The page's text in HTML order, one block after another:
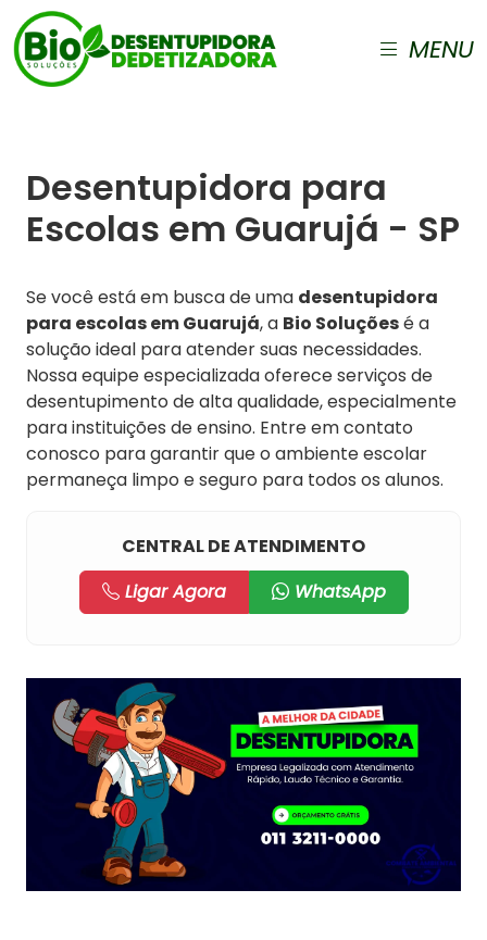
MENU
Desentupidora para
Escolas em Guarujá - SP
Se você está em busca de uma desentupidora
para escolas em Guarujá, a Bio Soluçõesé a
solução ideal para atender suas necessidades.
Nossa equipe especializada oferece serviços de
desentupimento de alta qualidade, especialmente
para instituições de ensino. Entre em contato
conosco para garantir que o ambiente escolar
permaneça limpo e seguro para todos os alunos.
CENTRAL DE ATENDIMENTO
Ligar Agora
WhatsApp